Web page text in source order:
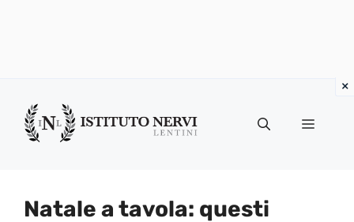
contenuto
Menu
Natale a tavola: questi